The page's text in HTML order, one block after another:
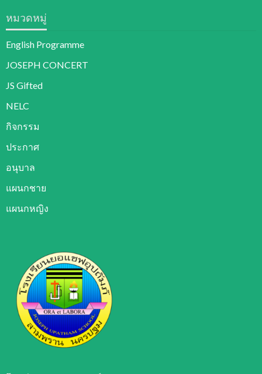
หมวดหมู่
English Programme
JOSEPH CONCERT
JS Gifted
NELC
กิจกรรม
ประกาศ
อนุบาล
แผนกชาย
แผนกหญิง